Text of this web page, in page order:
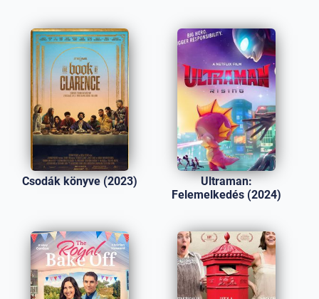
Csodák könyve (2023)
Ultraman:
Felemelkedés (2024)